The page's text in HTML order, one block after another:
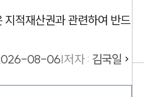
적재산권과 관련하여 반드
08-06|저자 : 김국일